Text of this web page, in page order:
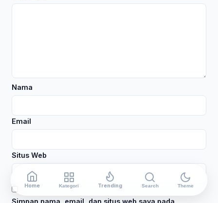
Nama
Email
Situs Web
Simpan nama, email, dan situs web saya pada
Home Kategori Trending Search Theme